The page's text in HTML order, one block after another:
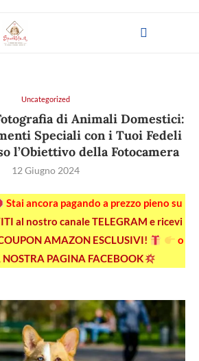
Uncategorized
di Animali Domestici:
Speciali con i Tuoi Fedeli
l’Obiettivo della Fotocamera
12 Giugno 2024
Stai ancora pagando a prezzo pieno su
al nostro canale TELEGRAM e ricevi
AMAZON ESCLUSIVI!
o
NOSTRA PAGINA FACEBOOK